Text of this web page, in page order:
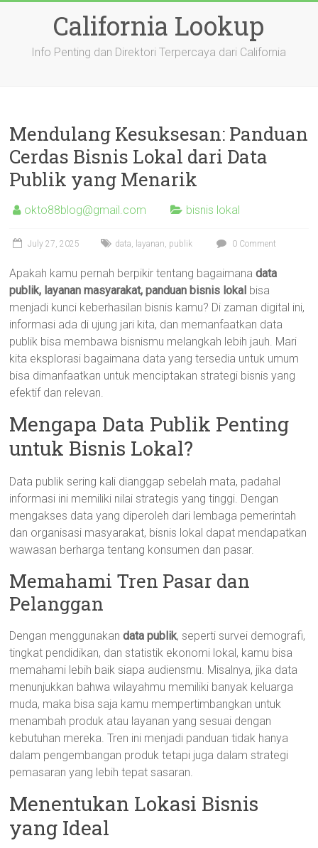
California Lookup
Info Penting dan Direktori Terpercaya dari California
Mendulang Kesuksesan: Panduan
Cerdas Bisnis Lokal dari Data
Publik yang Menarik
okto88blog@gmail.com bisnis lokal
July 27, 2025 data, layanan, publik 0 Comment
Apakah kamu pernah berpikir tentang bagaimanadata
publik, layanan masyarakat, panduan bisnis lokal bisa
menjadi kunci keberhasilan bisnis kamu? Di zaman digital ini,
informasi ada di ujung jari kita, dan memanfaatkan data
publik bisa membawa bisnismu melangkah lebih jauh. Mari
kita eksplorasi bagaimana data yang tersedia untuk umum
bisa dimanfaatkan untuk menciptakan strategi bisnis yang
efektif dan relevan.
Mengapa Data Publik Penting
untuk Bisnis Lokal?
Data publik sering kali dianggap sebelah mata, padahal
informasi ini memiliki nilai strategis yang tinggi. Dengan
mengakses data yang diperoleh dari lembaga pemerintah
dan organisasi masyarakat, bisnis lokal dapat mendapatkan
wawasan berharga tentang konsumen dan pasar.
Memahami Tren Pasar dan
Pelanggan
Dengan menggunakandata publik, seperti survei demografi,
tingkat pendidikan, dan statistik ekonomi lokal, kamu bisa
memahami lebih baik siapa audiensmu. Misalnya, jika data
menunjukkan bahwa wilayahmu memiliki banyak keluarga
muda, maka bisa saja kamu mempertimbangkan untuk
menambah produk atau layanan yang sesuai dengan
kebutuhan mereka. Tren ini menjadi panduan tidak hanya
dalam pengembangan produk tetapi juga dalam strategi
pemasaran yang lebih tepat sasaran.
Menentukan Lokasi Bisnis
yang Ideal